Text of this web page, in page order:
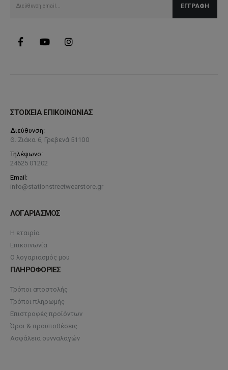
ΣΤΟΙΧΕΙΑ ΕΠΙΚΟΙΝΩΝΙΑΣ
Διεύθυνση:
Θ. Ζιάκα 6, Γρεβενά 51100
Τηλέφωνο:
24625 01202
Email:
info@stationstreetwearstore.gr
ΛΟΓΑΡΙΑΣΜΟΣ
Η εταιρία
Επικοινωνία
Ο λογαριασμός μου
ΠΛΗΡΟΦΟΡΙΕΣ
Τρόποι αποστολής
Τρόποι πληρωμής
Επιστροφές προϊόντων
Όροι & προϋποθέσεις
Ασφάλεια συνναλαγών